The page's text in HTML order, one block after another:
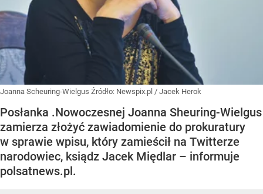
Joanna Scheuring-Wielgus Źródło: Newspix.pl / Jacek Herok
Posłanka .Nowoczesnej Joanna Sheuring-Wielgus
zamierza złożyć zawiadomienie do prokuratury
w sprawie wpisu, który zamieścił na Twitterze
narodowiec, ksiądz Jacek Międlar – informuje
polsatnews.pl.